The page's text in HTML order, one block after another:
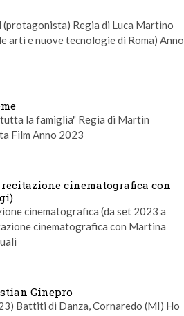
(protagonista) Regia di Luca Martino
arti e nuove tecnologie di Roma) Anno
la famiglia" Regia di Martin
Film Anno 2023
cinematografica con
cinematografica (da set 2023 a
cinematografica con Martina
Ginepro
Battiti di Danza, Cornaredo (MI) Ho